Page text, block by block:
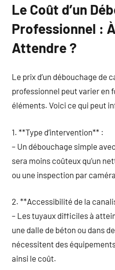
Le Coût d’un
Professionnel :
Attendre ?
Le prix d’un débouchage de
professionnel peut varier en
éléments. Voici ce qui peut
1. **Type d’intervention** :
– Un débouchage simple
sera moins coûteux qu’un
ou une inspection par
2. **Accessibilité de la
– Les tuyaux difficiles à
une dalle de béton ou dans
nécessitent des
ainsi le coût.